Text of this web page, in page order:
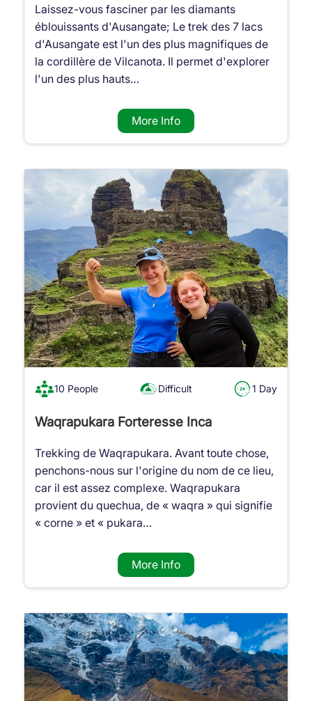
Laissez-vous fasciner par les diamants
éblouissants d'Ausangate; Le trek des 7 lacs
d'Ausangate est l'un des plus magnifiques de
la cordillère de Vilcanota. Il permet d'explorer
l'un des plus hauts…
More Info
10 People Difficult 1 Day
Waqrapukara Forteresse Inca
Trekking de Waqrapukara. Avant toute chose,
penchons-nous sur l'origine du nom de ce lieu,
car il est assez complexe. Waqrapukara
provient du quechua, de « waqra » qui signifie
« corne » et « pukara…
More Info